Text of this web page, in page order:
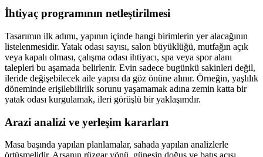
İhtiyaç programının netleştirilmesi
Tasarımın ilk adımı, yapının içinde hangi birimlerin yer alacağının
listelenmesidir. Yatak odası sayısı, salon büyüklüğü, mutfağın açık
veya kapalı olması, çalışma odası ihtiyacı, spa veya spor alanı
talepleri bu aşamada belirlenir. Evin sadece bugünkü sakinleri değil,
ileride değişebilecek aile yapısı da göz önüne alınır. Örneğin, yaşlılık
döneminde erişilebilirlik sorunu yaşamamak adına zemin katta bir
yatak odası kurgulamak, ileri görüşlü bir yaklaşımdır.
Arazi analizi ve yerleşim kararları
Masa başında yapılan planlamalar, sahada yapılan analizlerle